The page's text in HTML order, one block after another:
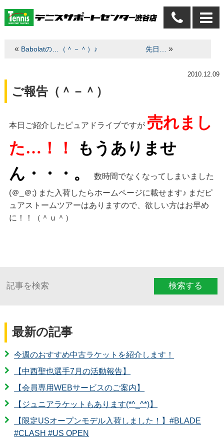
« Babolatの…（＾－＾）♪ 先日… »
2010.12.09
ご報告（＾－＾）
本日ご紹介したピュアドライブですが 売れまし
た…！！
もうありませ
ん・・・。
数時間でなくなってしまいました
(＠_＠;) また入荷したらホームページに載せます♪ まだピ
ュアストームツアーはありますので、欲しい方はお早め
に！！（＾ｕ＾）
検索する
最新の記事
今週のおすすめ中古ラケットを紹介します！
【中西聖也選手7月の活動報告】
【会員専用WEBサービスのご案内】
【ジュニアラケットもあります(*^_^*)】
【限定USオープンモデル入荷しました！】#BLADE
#CLASH #US OPEN